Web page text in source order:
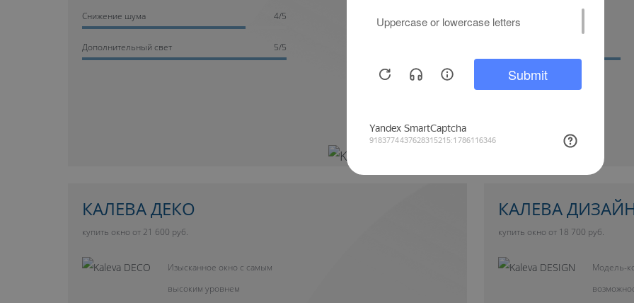
Cнижение шума 4/5
Дополнительный свет 5/5
КАЛЕВА ДЕКО
купить окно от 21 600 руб.
Изысканное окно с самым
высоким уровнем
КАЛЕВА
купить окно от 18 700 руб.
Модель-